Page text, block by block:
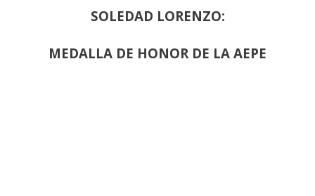
SOLEDAD LORENZO:
MEDALLA DE HONOR DE LA AEPE